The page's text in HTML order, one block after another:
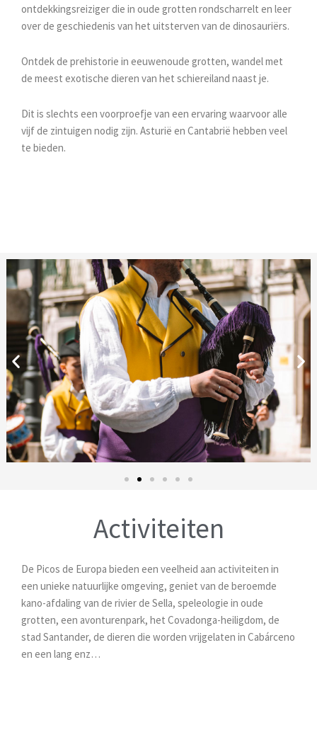
ontdekkingsreiziger die in oude grotten rondscharrelt en leer
over de geschiedenis van het uitsterven van de dinosauriërs.
Ontdek de prehistorie in eeuwenoude grotten, wandel met
de meest exotische dieren van het schiereiland naast je.
Dit is slechts een voorproefje van een ervaring waarvoor alle
vijf de zintuigen nodig zijn. Asturië en Cantabrië hebben veel
te bieden.
Activiteiten
De Picos de Europa bieden een veelheid aan activiteiten in
een unieke natuurlijke omgeving, geniet van de beroemde
kano-afdaling van de rivier de Sella, speleologie in oude
grotten, een avonturenpark, het Covadonga-heiligdom, de
stad Santander, de dieren die worden vrijgelaten in Cabárceno
en een lang enz…